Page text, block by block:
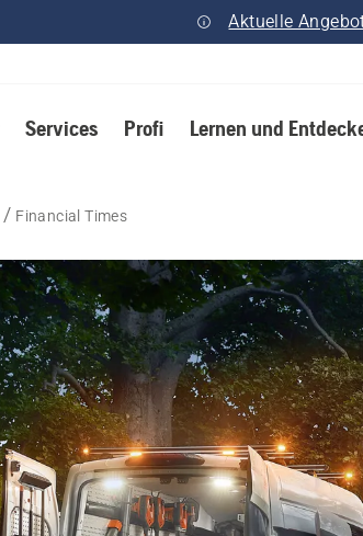
Aktuelle
Services Profi Lernen und
Financial Times